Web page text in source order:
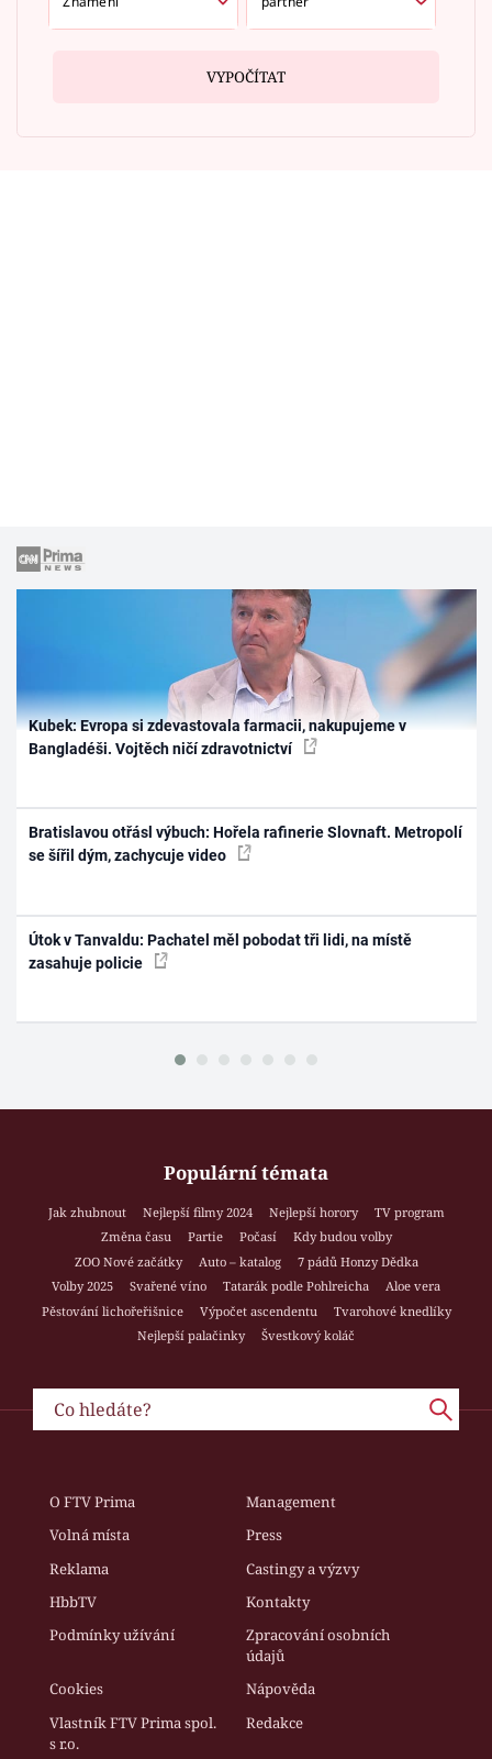
VYPOČÍTAT
Kubek: Evropa si zdevastovala farmacii, nakupujeme v
Bangladéši. Vojtěch ničí zdravotnictví
Bratislavou otřásl výbuch: Hořela rafinerie Slovnaft. Metropolí
se šířil dým, zachycuje video
Útok v Tanvaldu: Pachatel měl pobodat tři lidi, na místě
zasahuje policie
Populární témata
Jak zhubnout Nejlepší filmy 2024 Nejlepší horory
TV program
Změna času
Partie Počasí
Kdy budou volby
ZOO Nové začátky
Auto – katalog
7 pádů Honzy Dědka
Volby 2025
Svařené víno Tatarák podle Pohlreicha
Aloe vera
Pěstování lichořeřišnice
Výpočet ascendentu
Tvarohové knedlíky
Nejlepší palačinky
Švestkový koláč
O FTV Prima
Management
Volná místa
Press
Reklama
Castingy a výzvy
HbbTV
Kontakty
Podmínky užívání
Zpracování osobních
údajů
Cookies
Nápověda
Vlastník FTV Prima spol.
s r.o.
Redakce